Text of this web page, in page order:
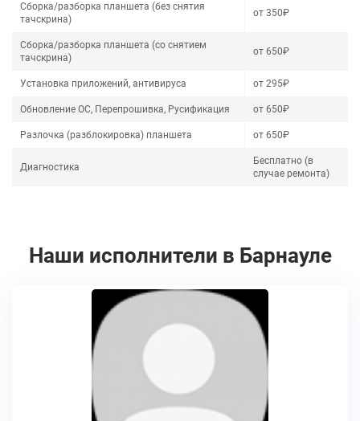
Сборка/разборка планшета (без снятия
тачскрина)
от 350₽
Сборка/разборка планшета (со снятием
тачскрина)
от 650₽
Установка приложений, антивируса от 295₽
Обновление ОС, Перепрошивка, Русификация от 650₽
Разлочка (разблокировка) планшета от 650₽
Диагностика
Бесплатно (в
случае ремонта)
Наши исполнители в Барнауле